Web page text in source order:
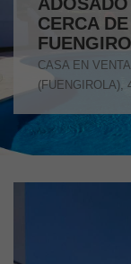
CERCA
CASA EN
(FUENGIROLA),